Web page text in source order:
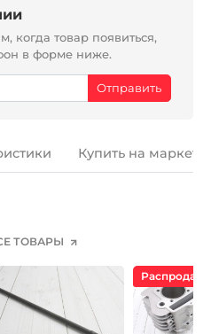
когда товар появиться,
в форме ниже.
Купить на
ТОВАРЫ
Распродажа